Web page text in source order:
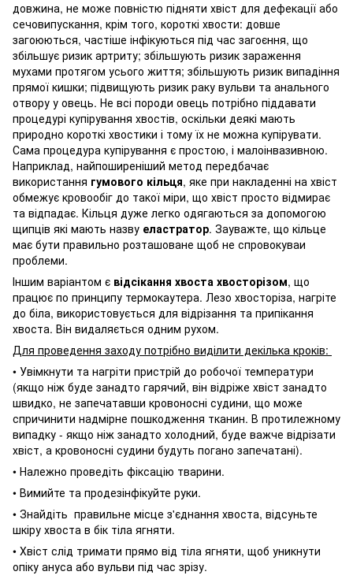
довжина, не може повністю підняти хвіст для дефекації або
сечовипускання, крім того, короткі хвости: довше
загоюються, частіше інфікуються під час загоєння, що
збільшує ризик артриту; збільшують ризик зараження
мухами протягом усього життя; збільшують ризик випадіння
прямої кишки; підвищують ризик раку вульви та анального
отвору у овець. Не всі породи овець потрібно піддавати
процедурі купірування хвостів, оскільки деякі мають
природно короткі хвостики і тому їх не можна купірувати.
Сама процедура купірування є простою, і малоінвазивною.
Наприклад, найпоширеніший метод передбачає
використання гумового кільця, яке при накладенні на хвіст
обмежує кровообіг до такої міри, що хвіст просто відмирає
та відпадає. Кільця дуже легко одягаються за допомогою
щипців які мають назву еластратор. Зауважте, що кільце
має бути правильно розташоване щоб не спровокуваи
проблеми.
Іншим варіантом є відсікання хвоста хвосторізом, що
працює по принципу термокаутера. Лезо хвосторіза, нагріте
до біла, використовується для відрізання та припікання
хвоста. Він видаляється одним рухом.
Для проведення заходу потрібно виділити декілька кроків:
• Увімкнути та нагріти пристрій до робочої температури
(якщо ніж буде занадто гарячий, він відріже хвіст занадто
швидко, не запечатавши кровоносні судини, що може
спричинити надмірне пошкодження тканин. В протилежному
випадку - якщо ніж занадто холодний, буде важче відрізати
хвіст, а кровоносні судини будуть погано запечатані).
• Належно проведіть фіксацію тварини.
• Вимийте та продезінфікуйте руки.
• Знайдіть правильне місце з'єднання хвоста, відсуньте
шкіру хвоста в бік тіла ягняти.
• Хвіст слід тримати прямо від тіла ягняти, щоб уникнути
опіку ануса або вульви під час зрізу.